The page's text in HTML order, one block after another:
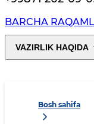
BARCHA
VAZIRLIK HAQIDA
Bosh sahifa